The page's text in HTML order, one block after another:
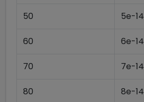
50 5e-14
60 6e-14
70 7e-14
80 8e-14